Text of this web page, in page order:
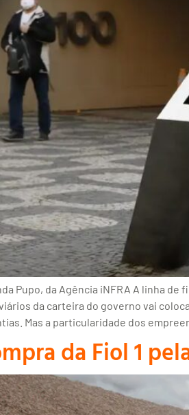
Pupo, da Agência iNFRA A linha
da carteira do governo vai
Mas a particularidade dos
da Fiol 1